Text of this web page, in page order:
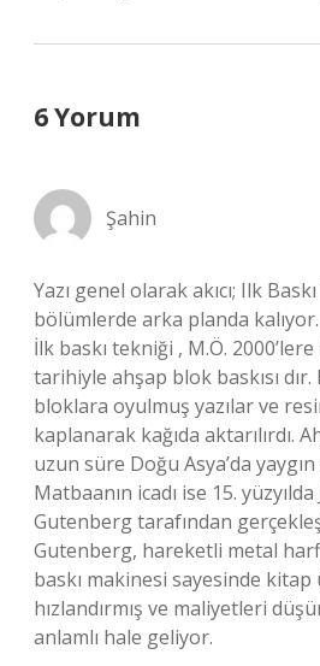
6 Yorum
Şahin
Yazı genel olarak akıcı; Ilk
bölümlerde arka planda
İlk baskı tekniği , M.Ö.
tarihiyle ahşap blok baskısı
bloklara oyulmuş yazılar ve
kaplanarak kağıda aktarılırdı.
uzun süre Doğu Asya’da
Matbaanın icadı ise 15.
Gutenberg tarafından
Gutenberg, hareketli metal
baskı makinesi sayesinde
hızlandırmış ve maliyetleri
anlamlı hale geliyor.